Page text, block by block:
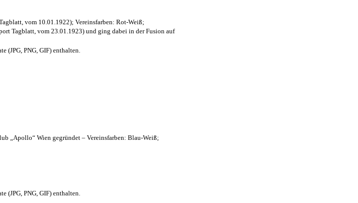
vom 10.01.1922); Vereinsfarben: Rot-Weiß;
Tagblatt, vom 23.01.1923) und ging dabei in der Fusion auf
(JPG, PNG, GIF) enthalten.
„Apollo“ Wien gegründet – Vereinsfarben: Blau-Weiß;
(JPG, PNG, GIF) enthalten.